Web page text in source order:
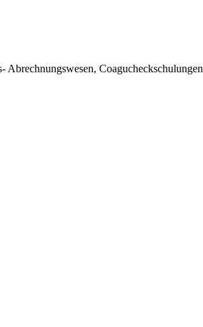
Abrechnungswesen, Coagucheckschulungen